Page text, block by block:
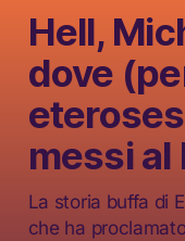
Hell,
dove
messi al
La storia buffa di
che ha